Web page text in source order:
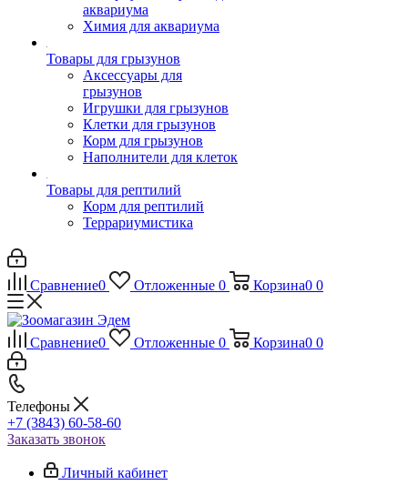
аквариума
Химия для аквариума
Товары для грызунов
Аксессуары для
грызунов
Игрушки для грызунов
Клетки для грызунов
Корм для грызунов
Наполнители для клеток
Товары для рептилий
Корм для рептилий
Террариумистика
Сравнение0 Отложенные 0 Корзина0 0
Сравнение0 Отложенные 0 Корзина0 0
Телефоны
+7 (3843) 60-58-60
Заказать звонок
Личный кабинет